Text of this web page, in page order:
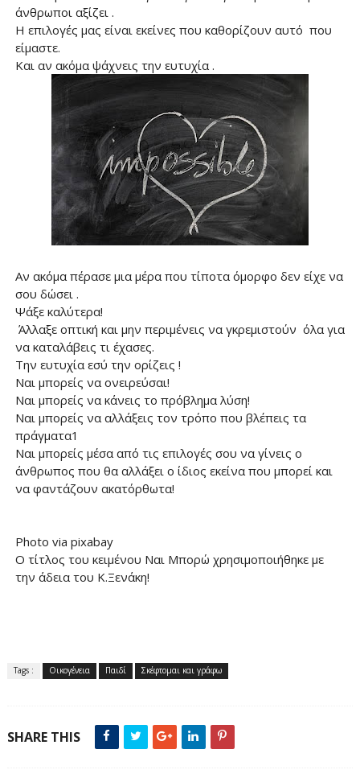
άνθρωποι αξίζει .
Η επιλογές μας είναι εκείνες που καθορίζουν αυτό που
είμαστε.
Και αν ακόμα ψάχνεις την ευτυχία .
Αν ακόμα πέρασε μια μέρα που τίποτα όμορφο δεν είχε να
σου δώσει .
Ψάξε καλύτερα!
Άλλαξε οπτική και μην περιμένεις να γκρεμιστούν όλα για
να καταλάβεις τι έχασες.
Την ευτυχία εσύ την ορίζεις !
Ναι μπορείς να ονειρεύσαι!
Ναι μπορείς να κάνεις το πρόβλημα λύση!
Ναι μπορείς να αλλάξεις τον τρόπο που βλέπεις τα
πράγματα1
Ναι μπορείς μέσα από τις επιλογές σου να γίνεις ο
άνθρωπος που θα αλλάξει ο ίδιος εκείνα που μπορεί και
να φαντάζουν ακατόρθωτα!
Photo via pixabay
Ο τίτλος του κειμένου Ναι Μπορώ χρησιμοποιήθηκε με
την άδεια του Κ.Ξενάκη!
Tags : Οικογένεια Παιδί Σκέφτομαι και γράφω
SHARE THIS